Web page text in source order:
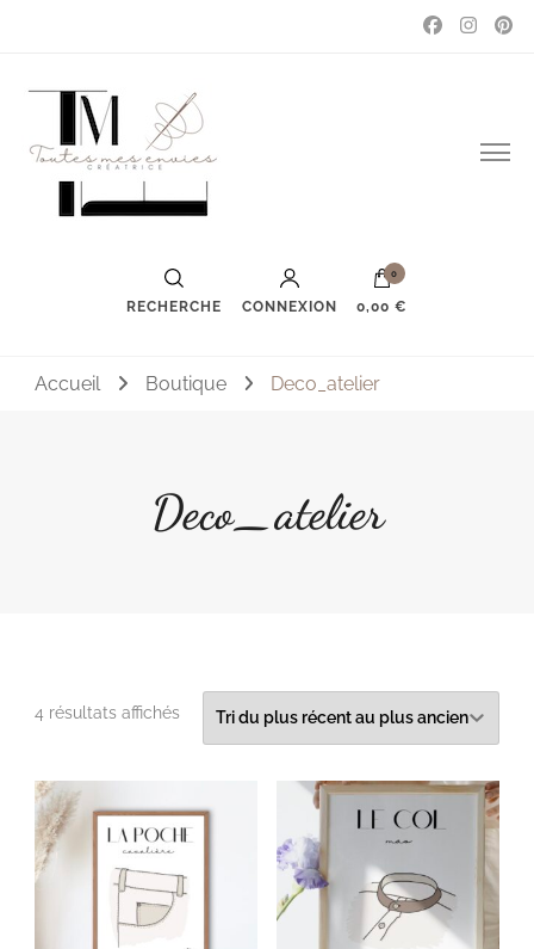
Toutes mes envies
Couture, accessoires, mode, bijoux …
RECHERCHE CONNEXION
0
0,00 €
Accueil Boutique Deco_atelier
Deco_atelier
4 résultats affichésTrié
au
plus
ancien